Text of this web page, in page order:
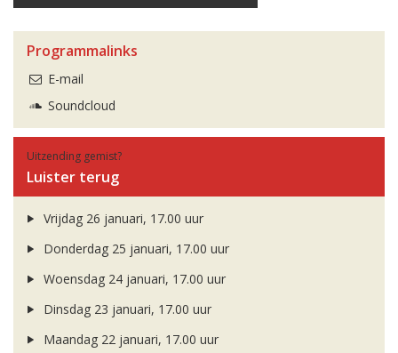
Programmalinks
E-mail
Soundcloud
Uitzending gemist?
Luister terug
Vrijdag 26 januari, 17.00 uur
Donderdag 25 januari, 17.00 uur
Woensdag 24 januari, 17.00 uur
Dinsdag 23 januari, 17.00 uur
Maandag 22 januari, 17.00 uur